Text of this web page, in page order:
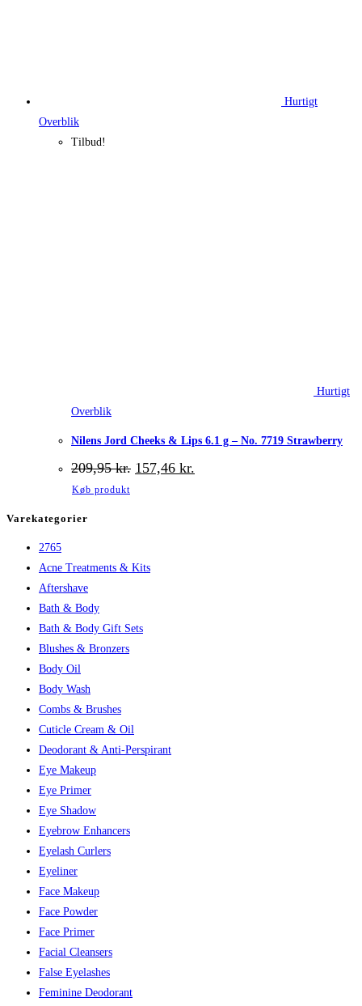
Hurtigt
Overblik
Tilbud!
Hurtigt
Overblik
Nilens Jord Cheeks & Lips 6.1 g – No. 7719 Strawberry
209,95kr. Den
oprindelige
157,46 kr.
aktuelle
Køb produkt
Varekategorier
2765
Acne Treatments & Kits
Aftershave
Bath & Body
Bath & Body Gift Sets
Blushes & Bronzers
Body Oil
Body Wash
Combs & Brushes
Cuticle Cream & Oil
Deodorant & Anti-Perspirant
Eye Makeup
Eye Primer
Eye Shadow
Eyebrow Enhancers
Eyelash Curlers
Eyeliner
Face Makeup
Face Powder
Face Primer
Facial Cleansers
False Eyelashes
Feminine Deodorant